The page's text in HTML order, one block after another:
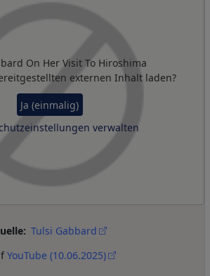
On Her Visit To Hiroshima
externen Inhalt laden?
Ja (einmalig)
verwalten
Tulsi Gabbard
YouTube (10.06.2025)